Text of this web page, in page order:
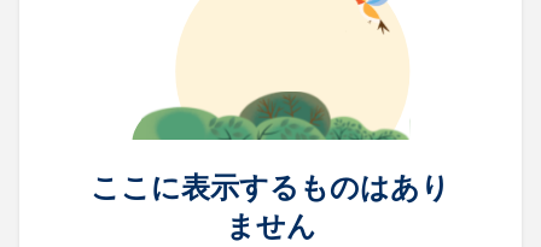
ここに表示するものはあり
ません